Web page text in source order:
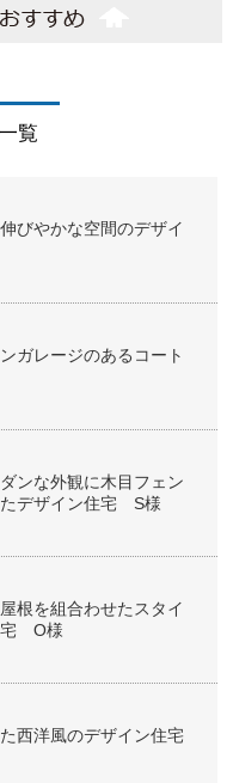
覧
びやかな空間のデザイ
ガレージのあるコート
ンな外観に木目フェン
デザイン住宅 S様
根を組合わせたスタイ
宅 O様
西洋風のデザイン住宅